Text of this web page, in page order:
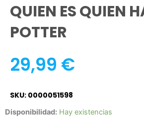
QUIEN ES QUIEN
POTTER
29,99 €
SKU: 0000051598
Disponibilidad: Hay existencias
QUIEN